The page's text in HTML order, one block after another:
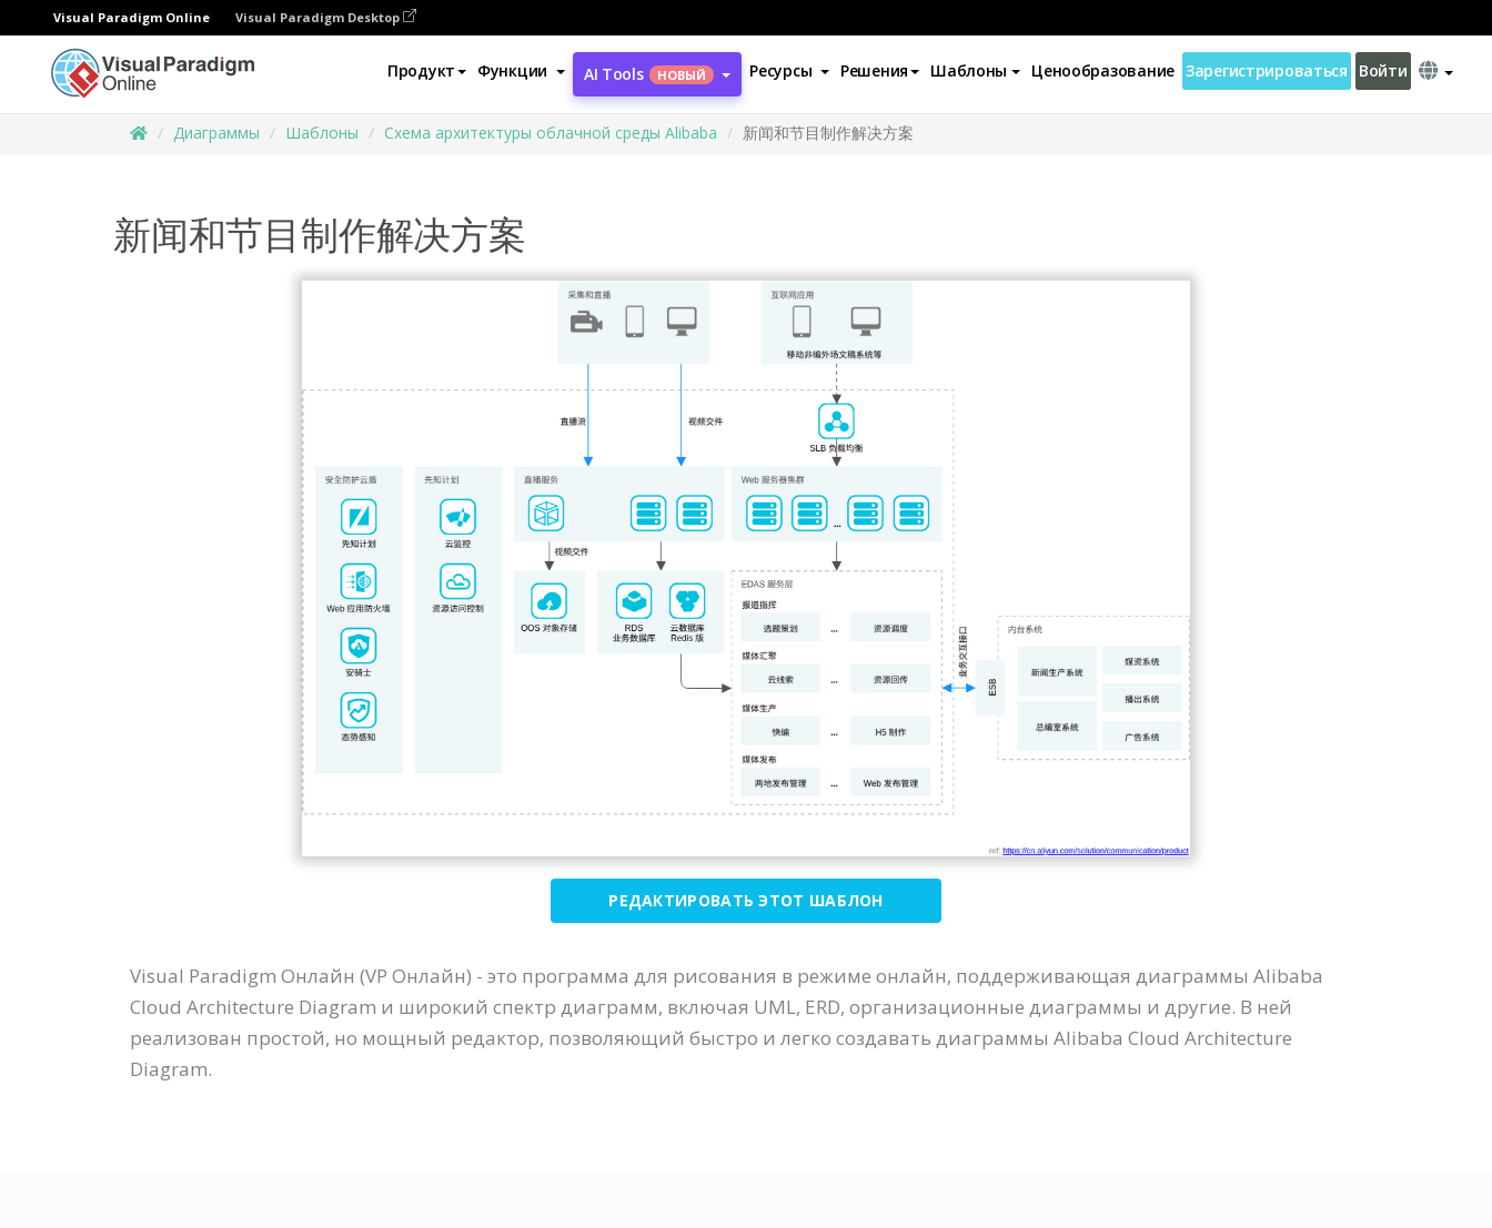
Visual Paradigm Online Visual Paradigm Desktop
Продукт Функции AI Tools НОВЫЙ Ресурсы Решения Шаблоны Ценообразование Зарегистрироваться Войти
Диаграммы Шаблоны Схема архитектуры облачной среды Alibaba 新闻和节目制作解决方案
新闻和节目制作解决方案
РЕДАКТИРОВАТЬ ЭТОТ ШАБЛОН
Visual Paradigm Онлайн (VP Онлайн) - это программа для рисования в режиме онлайн, поддерживающая диаграммы Alibaba
Cloud Architecture Diagram и широкий спектр диаграмм, включая UML, ERD, организационные диаграммы и другие. В ней
реализован простой, но мощный редактор, позволяющий быстро и легко создавать диаграммы Alibaba Cloud Architecture
Diagram.